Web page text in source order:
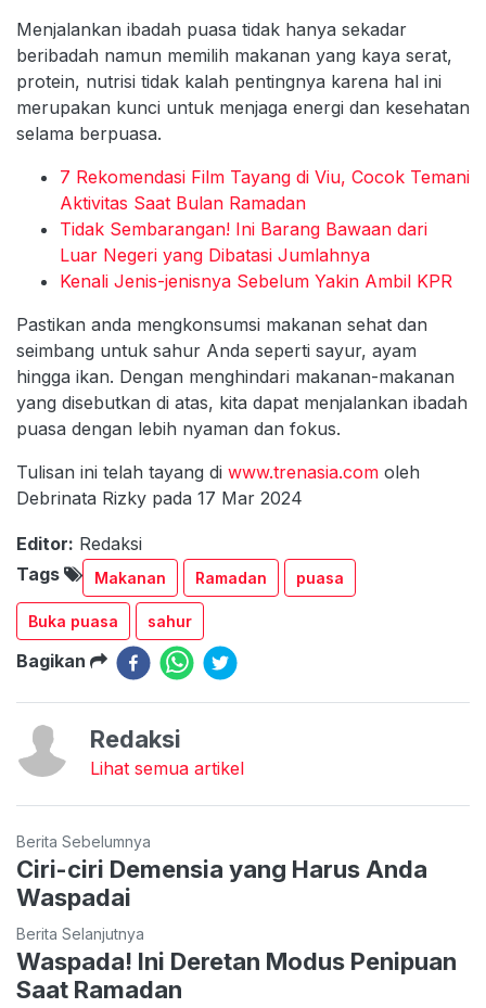
Menjalankan ibadah puasa tidak hanya sekadar
beribadah namun memilih makanan yang kaya serat,
protein, nutrisi tidak kalah pentingnya karena hal ini
merupakan kunci untuk menjaga energi dan kesehatan
selama berpuasa.
7 Rekomendasi Film Tayang di Viu, Cocok Temani
Aktivitas Saat Bulan Ramadan
Tidak Sembarangan! Ini Barang Bawaan dari
Luar Negeri yang Dibatasi Jumlahnya
Kenali Jenis-jenisnya Sebelum Yakin Ambil KPR
Pastikan anda mengkonsumsi makanan sehat dan
seimbang untuk sahur Anda seperti sayur, ayam
hingga ikan. Dengan menghindari makanan-makanan
yang disebutkan di atas, kita dapat menjalankan ibadah
puasa dengan lebih nyaman dan fokus.
Tulisan ini telah tayang di www.trenasia.com oleh
Debrinata Rizky pada 17 Mar 2024
Editor: Redaksi
Tags
Makanan Ramadan puasa
Buka puasa sahur
Bagikan
Redaksi
Lihat semua artikel
Berita Sebelumnya
Ciri-ciri Demensia yang Harus Anda
Waspadai
Berita Selanjutnya
Waspada! Ini Deretan Modus Penipuan
Saat Ramadan